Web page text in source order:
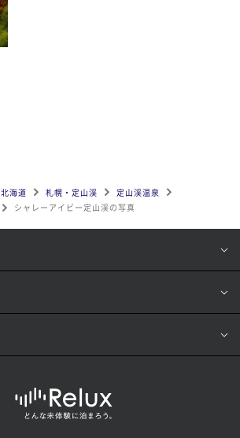
北海道 札幌・定山渓
定山渓温泉
シャレーアイビー定山渓の写真